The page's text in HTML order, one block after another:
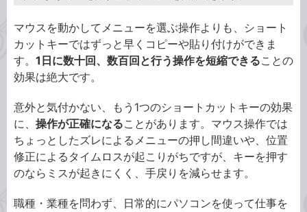
マウスを動かしてメニューを選ぶ操作よりも、ショート
カットキーではずっと早くコピーや貼り付けができま
す。 1日に数十回、数百回と行う操作を短縮できることの
効果は絶大です。
意外と気付かない、もう1つのショートカットキーの効果
に、 操作が正確になることがあります。マウス操作では
ちょっとしたズレによるメニューの押し間違いや、位置
修正によるタイムロスが起こりがちですが、キーを押す
のならミスが起きにくく、手戻りを減らせます。
職種・業種を問わず、日常的にパソコンを使って仕事を